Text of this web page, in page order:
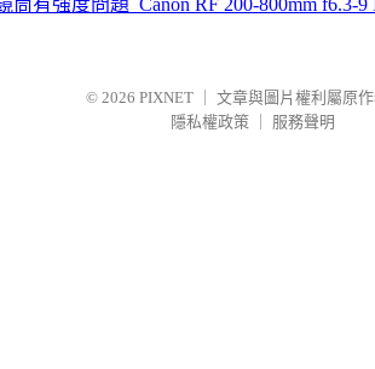
© 2026 PIXNET
文章與圖片權利屬原
隱私權政策
服務聲明